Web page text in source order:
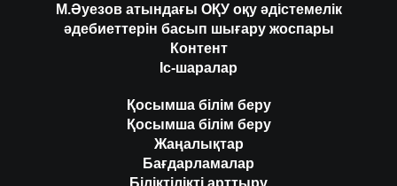
М.Әуезов атындағы ОҚУ оқу әдістемелік
әдебиеттерін басып шығару жоспары
Контент
Іс-шаралар
Қосымша білім беру
Қосымша білім беру
Жаңалықтар
Бағдарламалар
Біліктілікті арттыру